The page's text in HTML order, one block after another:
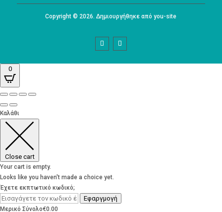
Copyright © 2026. Δημιουργήθηκε από you-site
0
Καλάθι
Close cart
Your cart is empty.
Looks like you haven't made a choice yet.
Έχετε εκπτωτικό κωδικό;
Εφαργμογή
Μερικό Σύνολο€0.00